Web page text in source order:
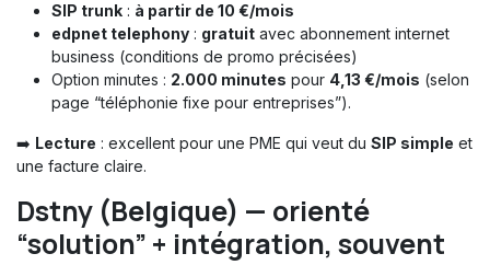
SIP trunk : à partir de 10 €/mois
edpnet telephony : gratuit avec abonnement internet
business (conditions de promo précisées)
Option minutes : 2.000 minutes pour 4,13 €/mois (selon
page “téléphonie fixe pour entreprises”).
➡️ Lecture : excellent pour une PME qui veut du SIP simple et
une facture claire.
Dstny (Belgique) — orienté
“solution” + intégration, souvent